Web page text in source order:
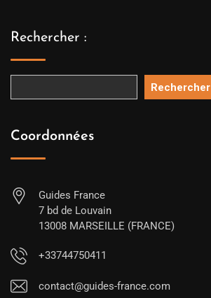
Rechercher :
Rechercher
Coordonnées
Guides France
7 bd de Louvain
13008 MARSEILLE (FRANCE)
+33744750411
contact@guides-france.com